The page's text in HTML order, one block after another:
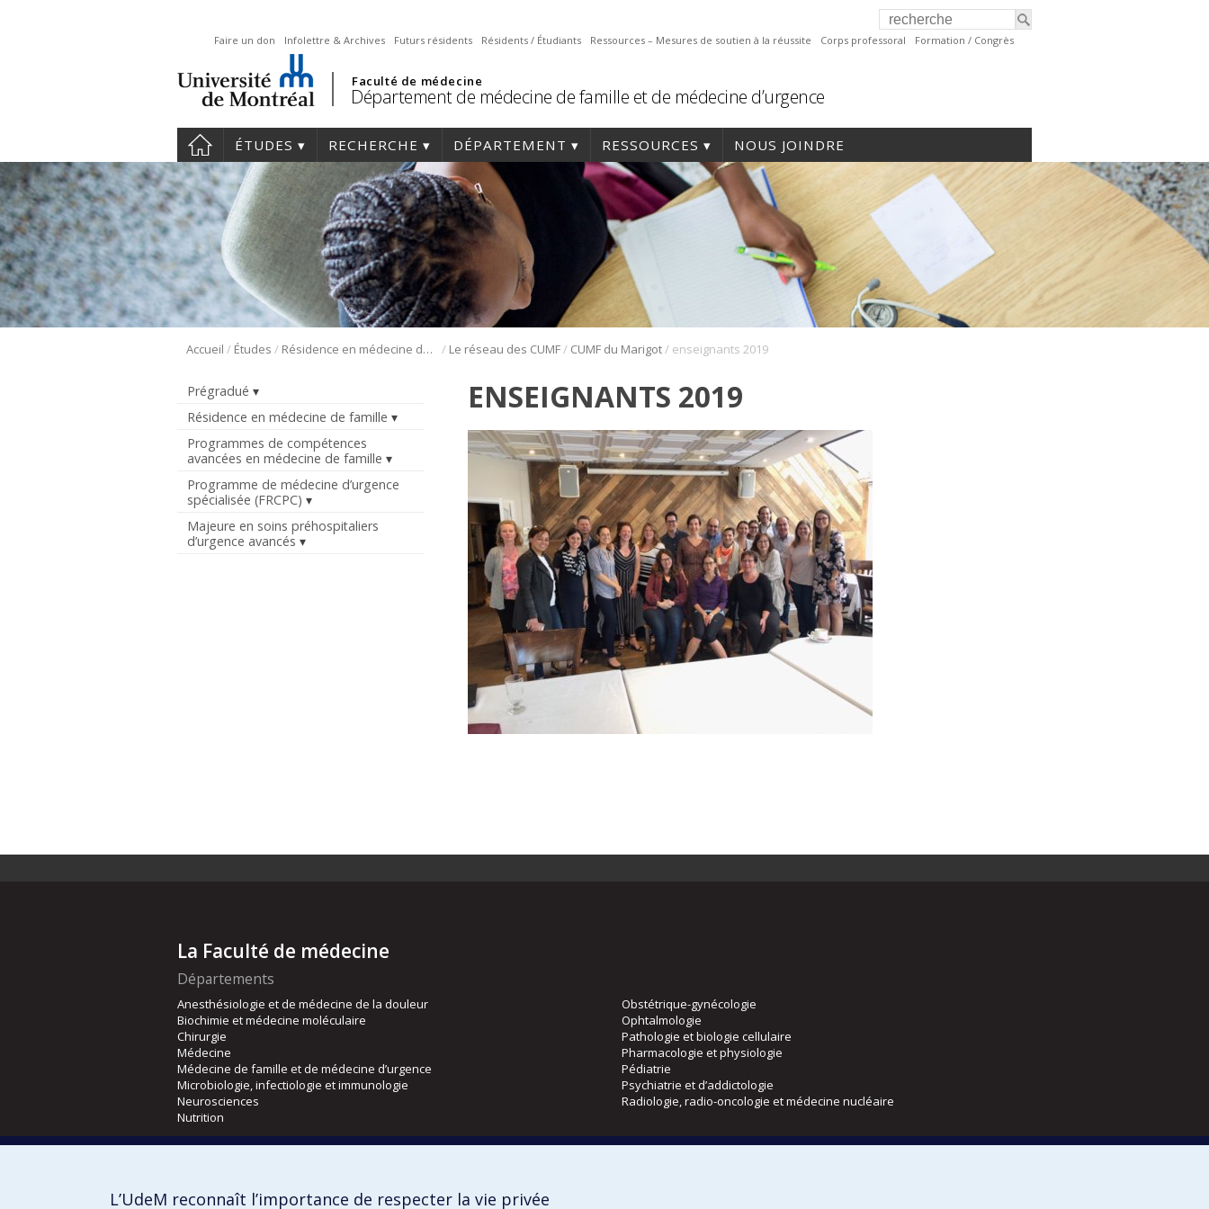
Faire un don Infolettre & Archives Futurs résidents Résidents / Étudiants Ressources – Mesures de soutien à la réussite Corps professoral Formation / Congrès
Faculté de médecine
Département de médecine de famille et de médecine d’urgence
ÉTUDES RECHERCHE DÉPARTEMENT RESSOURCES NOUS JOINDRE
Accueil / Études / Résidence en médecine de famille / Le réseau des CUMF/ CUMF du Marigot/ enseignants 2019
Prégradué
Résidence en médecine de famille
Programmes de compétences
avancées en médecine de famille
Programme de médecine d’urgence
spécialisée (FRCPC)
Majeure en soins préhospitaliers
d’urgence avancés
ENSEIGNANTS 2019
La Faculté de médecine
Départements
Anesthésiologie et de médecine de la douleur
Biochimie et médecine moléculaire
Chirurgie
Médecine
Médecine de famille et de médecine d’urgence
Microbiologie, infectiologie et immunologie
Neurosciences
Nutrition
Obstétrique-gynécologie
Ophtalmologie
Pathologie et biologie cellulaire
Pharmacologie et physiologie
Pédiatrie
Psychiatrie et d’addictologie
Radiologie, radio-oncologie et médecine nucléaire
Orthophonie et audiologie
L’UdeM reconnaît l’importance de respecter la vie privée